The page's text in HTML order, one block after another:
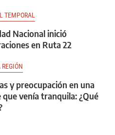
TEMPORAL
Nacional inició
en Ruta 22
REGIÓN
y preocupación en una
venía tranquila: ¿Qué